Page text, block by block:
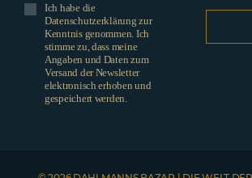
Ich habe die
Datenschutzerklärung zur
Kenntnis genommen. Ich
stimme zu, dass meine
Angaben und Daten zum
Versand der Newsletter
elektronisch erhoben und
gespeichert werden.